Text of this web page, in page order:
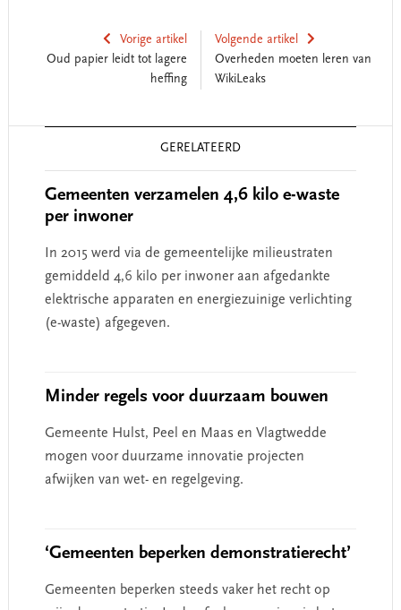
Vorige artikel
Oud papier leidt tot lagere
heffing
Volgende artikel
Overheden moeten leren van
WikiLeaks
GERELATEERD
Gemeenten verzamelen 4,6 kilo e-waste
per inwoner
In 2015 werd via de gemeentelijke milieustraten
gemiddeld 4,6 kilo per inwoner aan afgedankte
elektrische apparaten en energiezuinige verlichting
(e-waste) afgegeven.
Minder regels voor duurzaam bouwen
Gemeente Hulst, Peel en Maas en Vlagtwedde
mogen voor duurzame innovatie projecten
afwijken van wet- en regelgeving.
‘Gemeenten beperken demonstratierecht’
Gemeenten beperken steeds vaker het recht op